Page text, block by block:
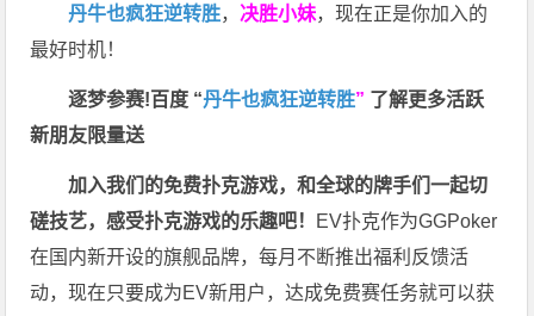
丹牛也疯狂逆转胜， 决胜小妹，现在正是你加入的
最好时机！
逐梦参赛!百度 “丹牛也疯狂逆转胜” 了解更多活跃
新朋友限量送
加入我们的免费扑克游戏，和全球的牌手们一起切
磋技艺，感受扑克游戏的乐趣吧！ EV扑克作为GGPoker
在国内新开设的旗舰品牌，每月不断推出福利反馈活
动，现在只要成为EV新用户，达成免费赛任务就可以获